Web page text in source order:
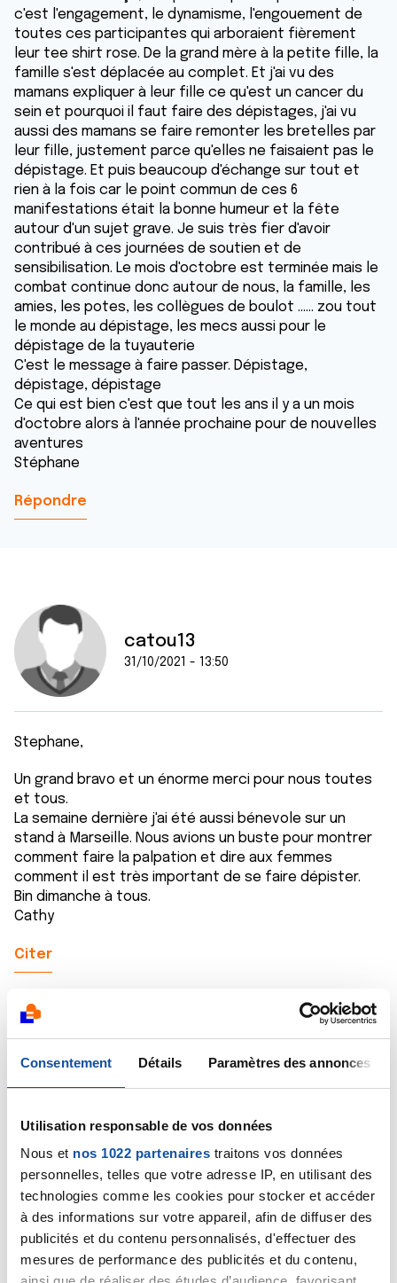
Consentement Détails Paramètres des annonces
Utilisation responsable de vos données
Nous et nos 1022 partenaires traitons vos données
personnelles, telles que votre adresse IP, en utilisant des
technologies comme les cookies pour stocker et accéder
à des informations sur votre appareil, afin de diffuser des
publicités et du contenu personnalisés, d'effectuer des
mesures de performance des publicités et du contenu,
c'est l'engagement, le dynamisme, l'engouement de
toutes ces participantes qui arboraient fièrement
leur tee shirt rose. De la grand mère à la petite fille, la
famille s'est déplacée au complet. Et j'ai vu des
mamans expliquer à leur fille ce qu'est un cancer du
sein et pourquoi il faut faire des dépistages, j'ai vu
aussi des mamans se faire remonter les bretelles par
leur fille, justement parce qu'elles ne faisaient pas le
dépistage. Et puis beaucoup d'échange sur tout et
rien à la fois car le point commun de ces 6
manifestations était la bonne humeur et la fête
autour d'un sujet grave. Je suis très fier d'avoir
contribué à ces journées de soutien et de
sensibilisation. Le mois d'octobre est terminée mais le
combat continue donc autour de nous, la famille, les
amies, les potes, les collègues de boulot ...... zou tout
le monde au dépistage, les mecs aussi pour le
dépistage de la tuyauterie
C'est le message à faire passer. Dépistage,
dépistage, dépistage
Ce qui est bien c'est que tout les ans il y a un mois
d'octobre alors à l'année prochaine pour de nouvelles
aventures
Stéphane
Répondre
catou13
31/10/2021 - 13:50
Stephane,
Un grand bravo et un énorme merci pour nous toutes
et tous.
La semaine dernière j'ai été aussi bénevole sur un
stand à Marseille. Nous avions un buste pour montrer
comment faire la palpation et dire aux femmes
comment il est très important de se faire dépister.
Bin dimanche à tous.
Cathy
Citer
chalut,
c'est une très belle action que tu as fais,félicitations
mon ami ......
bon dimanche a toi.
Citer